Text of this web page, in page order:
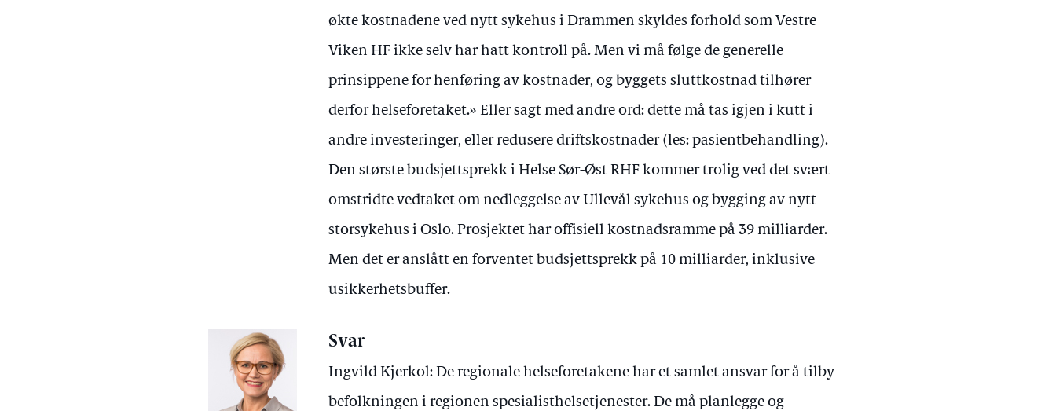
økte kostnadene ved nytt sykehus i Drammen skyldes forhold som Vestre
Viken HF ikke selv har hatt kontroll på. Men vi må følge de generelle
prinsippene for henføring av kostnader, og byggets sluttkostnad tilhører
derfor helseforetaket.» Eller sagt med andre ord: dette må tas igjen i kutt i
andre investeringer, eller redusere driftskostnader (les: pasientbehandling).
Den største budsjettsprekk i Helse Sør-Øst RHF kommer trolig ved det svært
omstridte vedtaket om nedleggelse av Ullevål sykehus og bygging av nytt
storsykehus i Oslo. Prosjektet har offisiell kostnadsramme på 39 milliarder.
Men det er anslått en forventet budsjettsprekk på 10 milliarder, inklusive
usikkerhetsbuffer.
Svar
Ingvild Kjerkol: De regionale helseforetakene har et samlet ansvar for å tilby
befolkningen i regionen spesialisthelsetjenester. De må planlegge og